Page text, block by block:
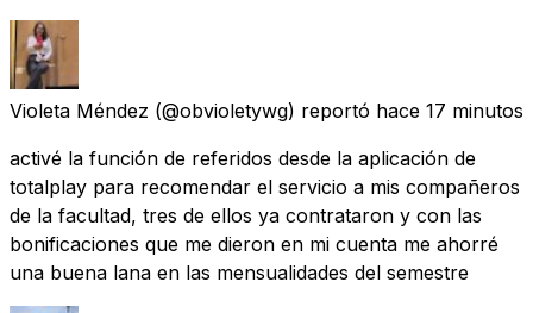
Violeta Méndez (@obvioletywg) reportó hace 17 minutos
activé la función de referidos desde la aplicación de
totalplay para recomendar el servicio a mis compañeros
de la facultad, tres de ellos ya contrataron y con las
bonificaciones que me dieron en mi cuenta me ahorré
una buena lana en las mensualidades del semestre